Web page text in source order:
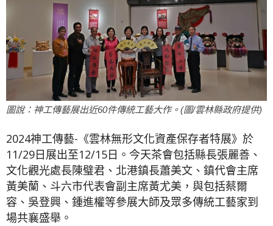
圖說：神工傳藝展出近60件傳統工藝大作。(圖/雲林縣政府提供)
2024神工傳藝-《雲林無形文化資產保存者特展》於
11/29日展出至12/15日。今天茶會包括縣長張麗善、
文化觀光處長陳璧君、北港鎮長蕭美文、鎮代會主席
黃美蘭、斗六市代表會副主席黃尤美，與包括蔡爾
容、吳登興、鍾進權等參展大師及眾多傳統工藝家到
場共襄盛舉。